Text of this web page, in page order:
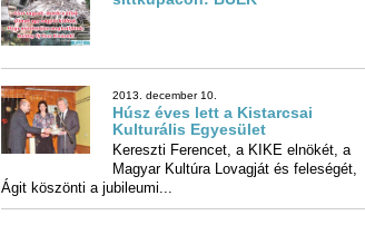
2013. december 10.
Húsz éves lett a Kistarcsai
Kulturális Egyesület
Kereszti Ferencet, a KIKE elnökét, a
Magyar Kultúra Lovagját és feleségét,
Ágit köszönti a jubileumi...